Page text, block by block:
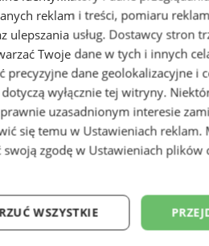
reklam i treści, pomiaru
ulepszania usług. Dostawcy stron
Twoje dane w tych i innych
precyzyjne dane geolokalizacyjne i
wyłącznie tej witryny.
uzasadnionym interesie
się temu w Ustawieniach reklam.
zgodę w Ustawieniach plików
WSZYSTKIE